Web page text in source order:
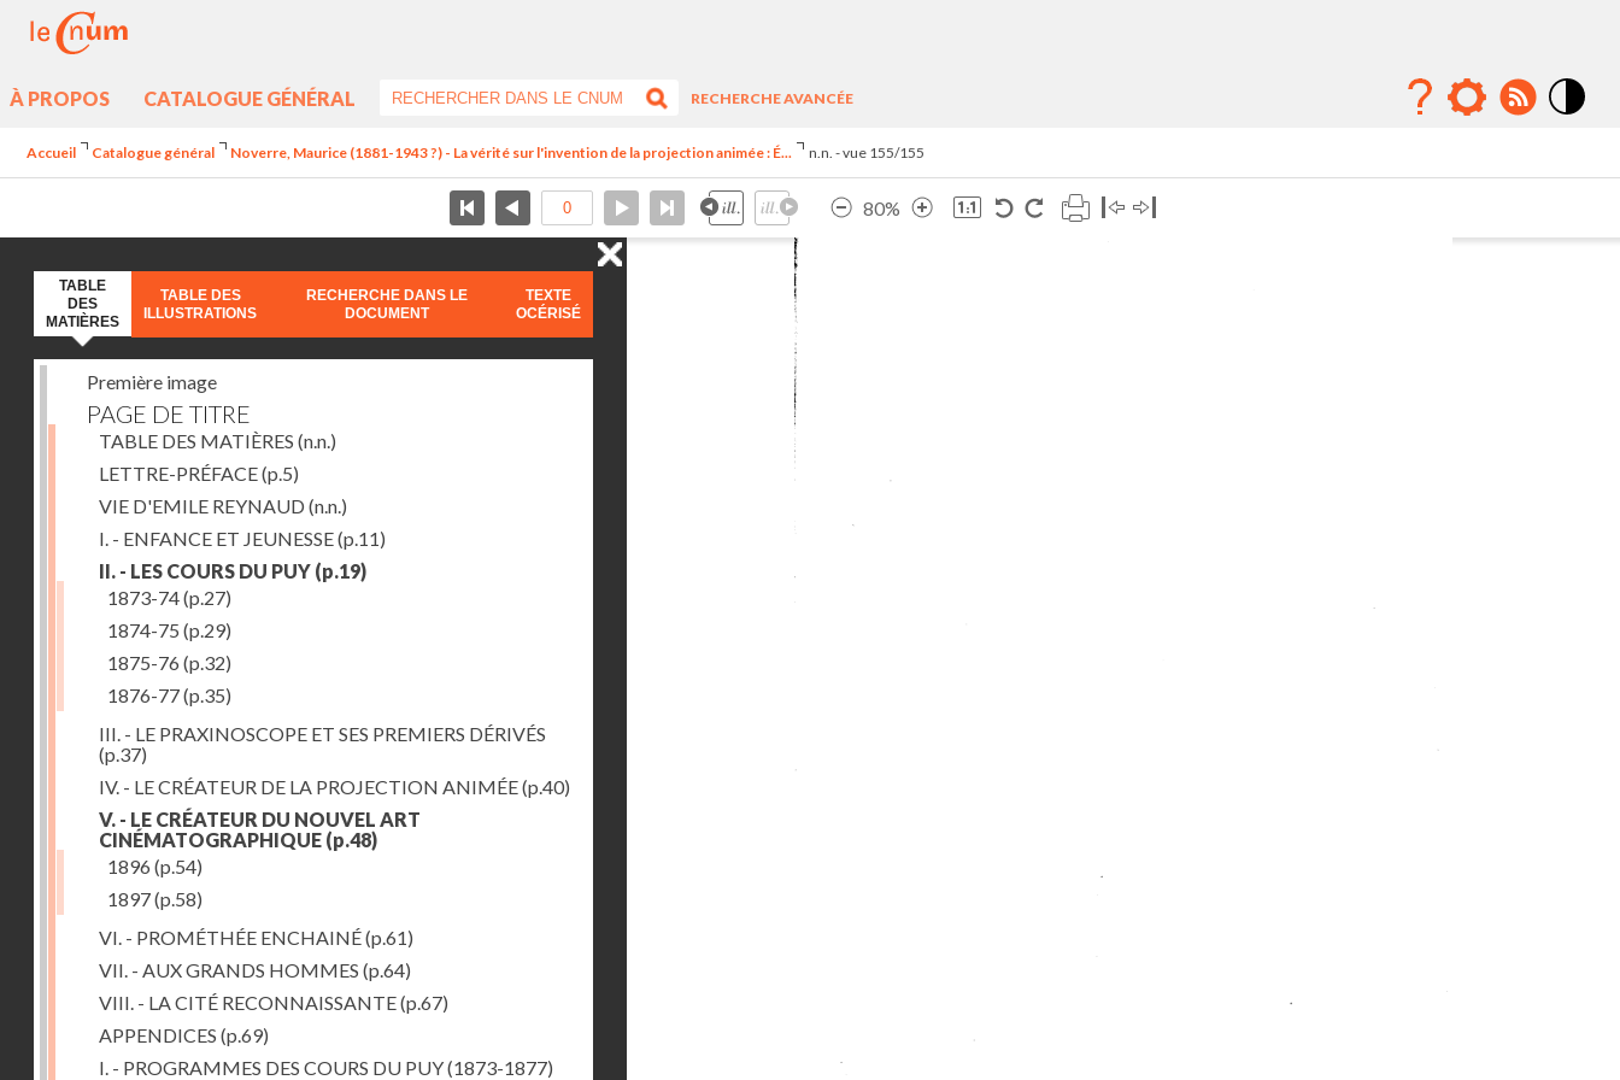
À PROPOS CATALOGUE GÉNÉRAL
RECHERCHE AVANCÉE
Accueil Catalogue général Noverre, Maurice (1881-1943 ?) - La vérité sur l'invention de la projection animée : É... n.n. - vue 155/155
80%
TABLE
DES
MATIÈRES
TABLE DES
ILLUSTRATIONS
RECHERCHE DANS LE
DOCUMENT
TEXTE
OCÉRISÉ
Première image
PAGE DE TITRE
TABLE DES MATIÈRES (n.n.)
LETTRE-PRÉFACE(p.5)
VIE D'EMILE REYNAUD (n.n.)
I. - ENFANCE ET JEUNESSE(p.11)
II. - LES COURS DU PUY (p.19)
1873-74(p.27)
1874-75 (p.29)
1875-76 (p.32)
1876-77(p.35)
III. - LE PRAXINOSCOPE ET SES PREMIERS DÉRIVÉS
(p.37)
IV. - LE CRÉATEUR DE LA PROJECTION ANIMÉE(p.40)
V. - LE CRÉATEUR DU NOUVEL ART
CINÉMATOGRAPHIQUE (p.48)
1896 (p.54)
1897(p.58)
VI. - PROMÉTHÉE ENCHAINÉ(p.61)
VII. - AUX GRANDS HOMMES (p.64)
VIII. - LA CITÉ RECONNAISSANTE(p.67)
APPENDICES (p.69)
I. - PROGRAMMES DES COURS DU PUY (1873-1877)